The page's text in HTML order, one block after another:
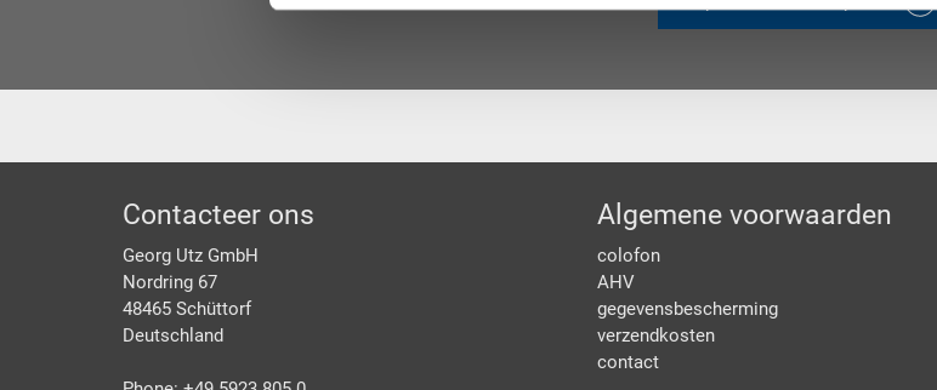
Footer
Contacteer ons
Georg Utz GmbH
Nordring 67
48465 Schüttorf
Deutschland
Algemene voorwaarden
colofon
AHV
gegevensbescherming
verzendkosten
contact